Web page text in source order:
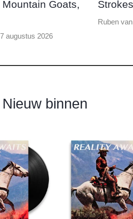
Goats,
7 augustus 2026
Ruben
Nieuw binnen